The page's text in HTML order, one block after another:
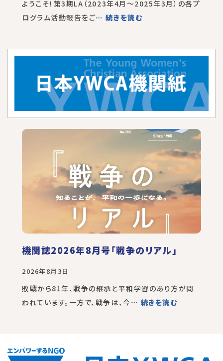
ようこそ！第3期LA（2023年4月～2025年3月）の各プ
ログラム活動報告をご… 続きを読む
機関誌2026年8月号「戦争のリアル」
2026年8月3日
敗戦から81年、戦争の継承と平和学習のあり方が問
われています。一方で、戦争は、今… 続きを読む